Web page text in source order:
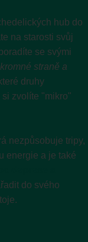
hub do
na starosti svůj
se svými
straně a
druhy
zvolíte "mikro"
nezpůsobuje tripy,
energie a je také
do svého